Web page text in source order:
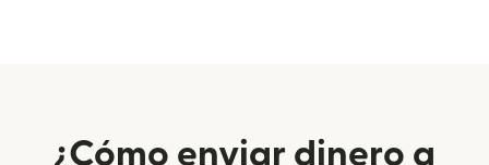
¿Cómo enviar dinero a